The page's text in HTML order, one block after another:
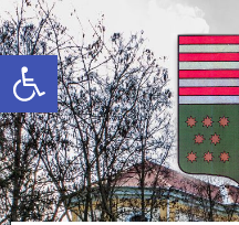
Eszköztár megnyitása
Skip
to
content
Skip
to
left
sidebar
Skip
to
footer